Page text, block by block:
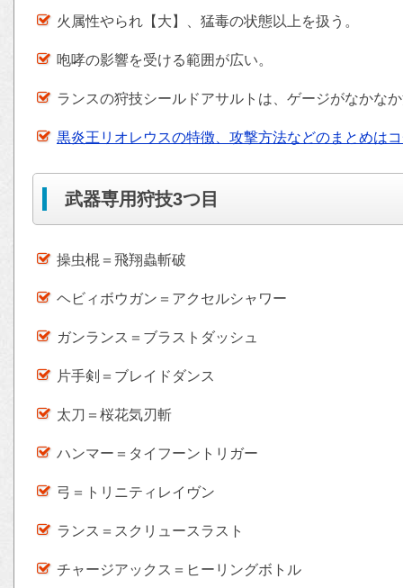
火属性やられ【大】、猛毒の状態以上を扱う。
咆哮の影響を受ける範囲が広い。
ランスの狩技シールドアサルトは、ゲージがなかな
黒炎王リオレウスの特徴、攻撃方法などのまとめは
武器専用狩技3つ目
操虫棍＝飛翔蟲斬破
ヘビィボウガン＝アクセルシャワー
ガンランス＝ブラストダッシュ
片手剣＝ブレイドダンス
太刀＝桜花気刃斬
ハンマー＝タイフーントリガー
弓＝トリニティレイヴン
ランス＝スクリュースラスト
チャージアックス＝ヒーリングボトル